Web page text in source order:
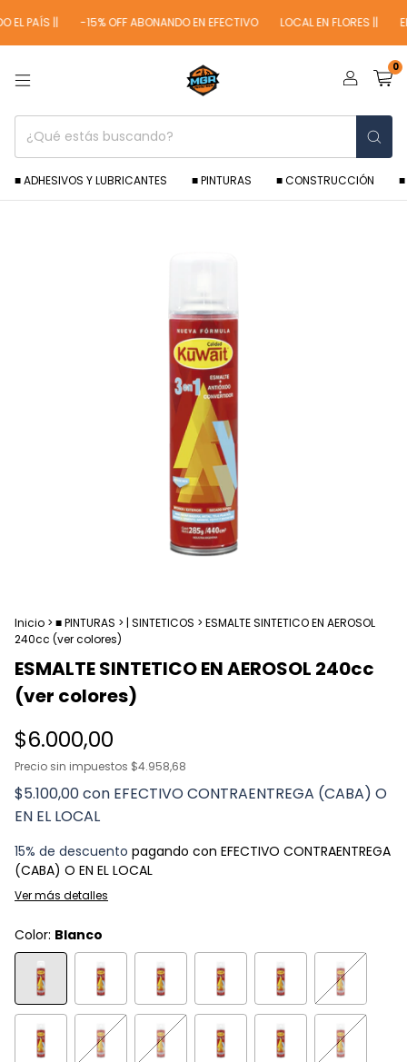
PAÍS || -15% OFF ABONANDO EN EFECTIVO LOCAL EN FLORES ||
0
■ ADHESIVOS Y LUBRICANTES ■ PINTURAS ■ CONSTRUCCIÓN ■
Inicio > ■ PINTURAS > | SINTETICOS > ESMALTE SINTETICO EN AEROSOL
240cc (ver colores)
ESMALTE SINTETICO EN AEROSOL 240cc
(ver colores)
$6.000,00
Precio sin impuestos $4.958,68
$5.100,00con EFECTIVO CONTRAENTREGA (CABA) O
EN EL LOCAL
15% de descuento pagando con EFECTIVO CONTRAENTREGA
(CABA) O EN EL LOCAL
Ver más detalles
Color: Blanco